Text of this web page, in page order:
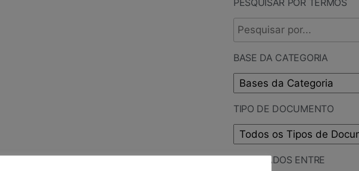
BASE DA CATEGORIA
TIPO DE DOCUMENTO
PUBLICADOS ENTRE